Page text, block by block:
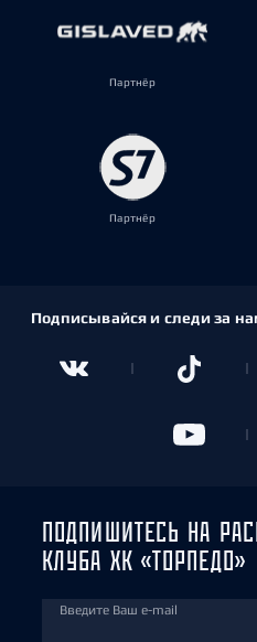
Партнёр
Партнёр
Подписывайся и следи за
ПОДПИШИТЕСЬ НА
КЛУБА ХК «ТОРПЕДО»
Введите Ваш e-mail